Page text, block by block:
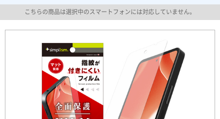
こちらの商品は選択中のスマートフォンには対応していません。